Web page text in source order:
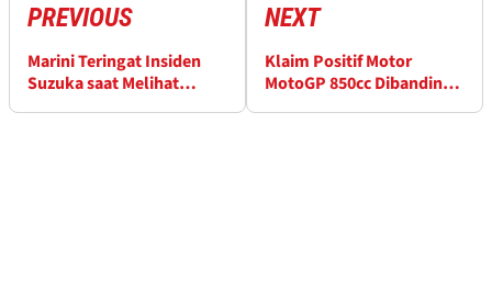
PREVIOUS
Marini Teringat Insiden
Suzuka saat Melihat
NEXT
Klaim Positif Motor
MotoGP 850cc Dibanding